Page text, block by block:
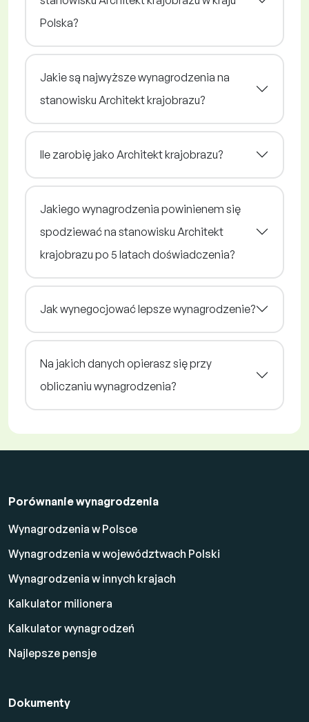
Polska?
Jakie są najwyższe wynagrodzenia na
stanowisku Architekt krajobrazu?
Ile zarobię jako Architekt krajobrazu?
Jakiego wynagrodzenia powinienem się
spodziewać na stanowisku Architekt
krajobrazu po 5 latach doświadczenia?
Jak wynegocjować lepsze wynagrodzenie?
Na jakich danych opierasz się przy
obliczaniu wynagrodzenia?
Porównanie wynagrodzenia
Wynagrodzenia w Polsce
Wynagrodzenia w województwach Polski
Wynagrodzenia w innych krajach
Kalkulator milionera
Kalkulator wynagrodzeń
Najlepsze pensje
Dokumenty